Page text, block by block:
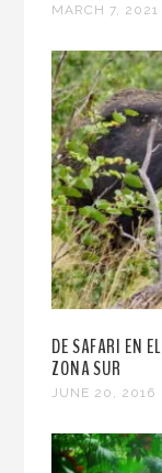
MARCH 7, 2021
DE SAFARI EN
ZONA SUR
JUNE 20, 2016